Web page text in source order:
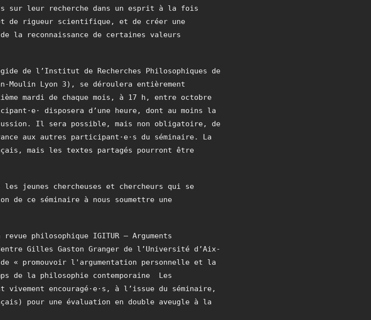
sur leur recherche dans un esprit à la fois
de rigueur scientifique, et de créer une
de la reconnaissance de certaines valeurs
de l’Institut de Recherches Philosophiques de
Moulin Lyon 3), se déroulera entièrement
mardi de chaque mois, à 17 h, entre octobre
disposera d’une heure, dont au moins la
Il sera possible, mais non obligatoire, de
aux autres participant·e·s du séminaire. La
mais les textes partagés pourront être
les jeunes chercheuses et chercheurs qui se
de ce séminaire à nous soumettre une
philosophique IGITUR – Arguments
Gilles Gaston Granger de l’Université d’Aix-
« promouvoir l'argumentation personnelle et la
de la philosophie contemporaine Les
vivement encouragé·e·s, à l’issue du séminaire,
pour une évaluation en double aveugle à la